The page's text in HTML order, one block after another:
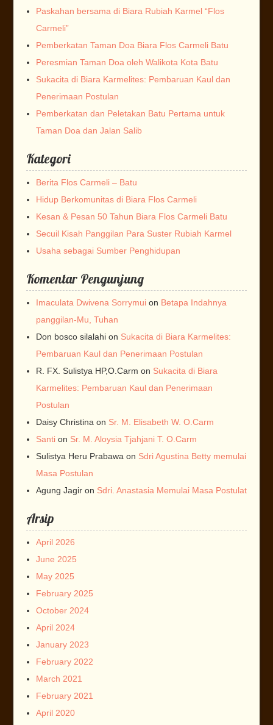
Paskahan bersama di Biara Rubiah Karmel “Flos
Carmeli”
Pemberkatan Taman Doa Biara Flos Carmeli Batu
Peresmian Taman Doa oleh Walikota Kota Batu
Sukacita di Biara Karmelites: Pembaruan Kaul dan
Penerimaan Postulan
Pemberkatan dan Peletakan Batu Pertama untuk
Taman Doa dan Jalan Salib
Kategori
Berita Flos Carmeli – Batu
Hidup Berkomunitas di Biara Flos Carmeli
Kesan & Pesan 50 Tahun Biara Flos Carmeli Batu
Secuil Kisah Panggilan Para Suster Rubiah Karmel
Usaha sebagai Sumber Penghidupan
Komentar Pengunjung
Imaculata Dwivena Sorrymuion Betapa Indahnya
panggilan-Mu, Tuhan
Don bosco silalahion Sukacita di Biara Karmelites:
Pembaruan Kaul dan Penerimaan Postulan
R. FX. Sulistya HP,O.Carm on Sukacita di Biara
Karmelites: Pembaruan Kaul dan Penerimaan
Postulan
Daisy Christina on Sr. M. Elisabeth W. O.Carm
Santion Sr. M. Aloysia Tjahjani T. O.Carm
Sulistya Heru Prabawa on Sdri Agustina Betty memulai
Masa Postulan
Agung Jagiron Sdri. Anastasia Memulai Masa Postulat
Arsip
April 2026
June 2025
May 2025
February 2025
October 2024
April 2024
January 2023
February 2022
March 2021
February 2021
April 2020